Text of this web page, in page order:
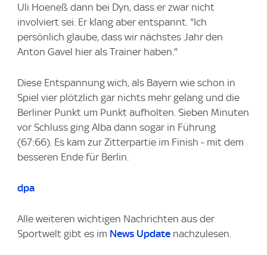
Uli Hoeneß dann bei Dyn, dass er zwar nicht
involviert sei. Er klang aber entspannt. "Ich
persönlich glaube, dass wir nächstes Jahr den
Anton Gavel hier als Trainer haben."
Diese Entspannung wich, als Bayern wie schon in
Spiel vier plötzlich gar nichts mehr gelang und die
Berliner Punkt um Punkt aufholten. Sieben Minuten
vor Schluss ging Alba dann sogar in Führung
(67:66). Es kam zur Zitterpartie im Finish - mit dem
besseren Ende für Berlin.
dpa
Alle weiteren wichtigen Nachrichten aus der
Sportwelt gibt es im News Update nachzulesen.